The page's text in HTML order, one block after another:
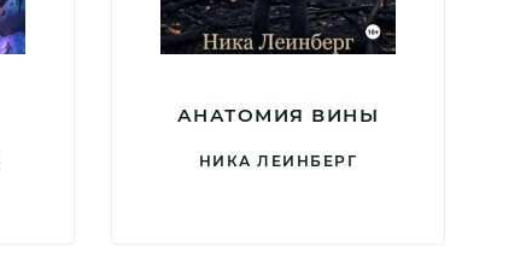
АНАТОМИЯ ВИНЫ
НИКА ЛЕИНБЕРГ